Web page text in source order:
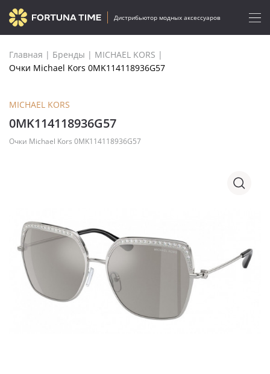
Дистрибьютор модных аксессуаров
Главная | Бренды | MICHAEL KORS |
Очки Michael Kors 0MK114118936G57
MICHAEL KORS
0MK114118936G57
Очки Michael Kors 0MK114118936G57